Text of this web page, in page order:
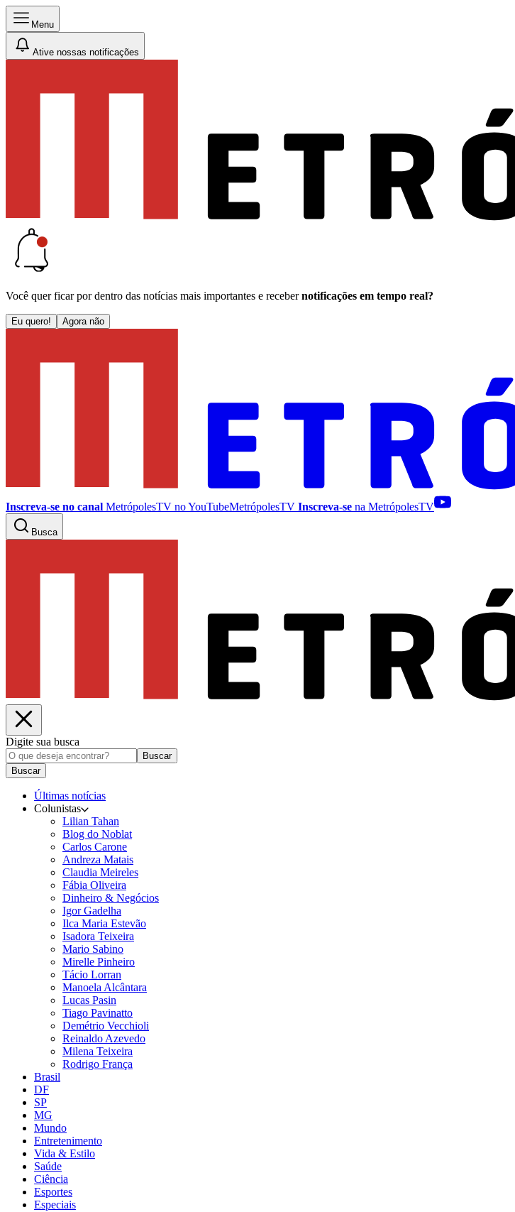
Menu
Ative nossas notificações
Você quer ficar por dentro das notícias mais importantes e receber notificações em tempo real?
Eu quero! Agora não
Inscreva-se no canal MetrópolesTV noYouTubeMetrópolesTV Inscreva-se na MetrópolesTV
Busca
Digite sua busca
Buscar
Buscar
Últimas notícias
Colunistas
Lilian Tahan
Blog do Noblat
Carlos Carone
Andreza Matais
Claudia Meireles
Fábia Oliveira
Dinheiro & Negócios
Igor Gadelha
Ilca Maria Estevão
Isadora Teixeira
Mario Sabino
Mirelle Pinheiro
Tácio Lorran
Manoela Alcântara
Lucas Pasin
Tiago Pavinatto
Demétrio Vecchioli
Reinaldo Azevedo
Milena Teixeira
Rodrigo França
Brasil
DF
SP
MG
Mundo
Entretenimento
Vida & Estilo
Saúde
Ciência
Esportes
Especiais